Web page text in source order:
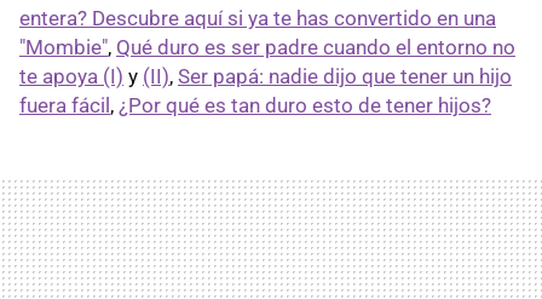
entera? Descubre aquí si ya te has convertido en una
"Mombie", Qué duro es ser padre cuando el entorno no
te apoya (I) y (II), Ser papá: nadie dijo que tener un hijo
fuera fácil, ¿Por qué es tan duro esto de tener hijos?